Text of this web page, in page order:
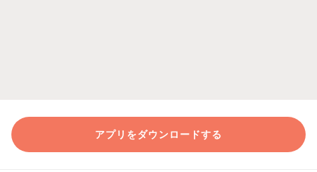
アプリをダウンロードする